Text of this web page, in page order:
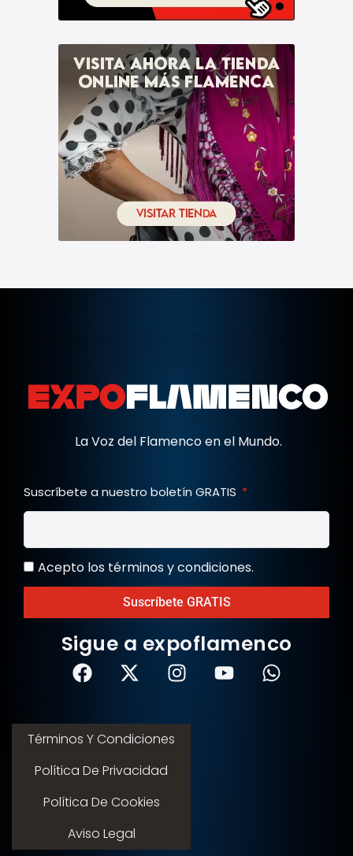
La Voz del Flamenco en el Mundo.
Suscríbete a nuestro boletín GRATIS
Acepto los términos y condiciones.
Suscríbete GRATIS
Sigue a expoflamenco
Términos Y Condiciones
Política De Privacidad
Política De Cookies
Aviso Legal